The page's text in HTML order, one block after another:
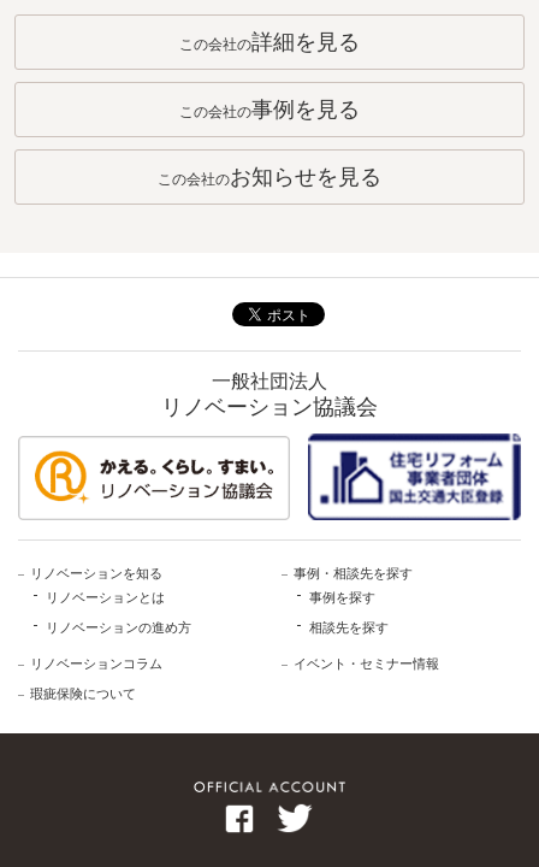
この会社の詳細を見る
この会社の事例を見る
この会社のお知らせを見る
一般社団法人
リノベーション協議会
リノベーションを知る
リノベーションとは
リノベーションの進め方
リノベーションコラム
瑕疵保険について
事例・相談先を探す
事例を探す
相談先を探す
イベント・セミナー情報